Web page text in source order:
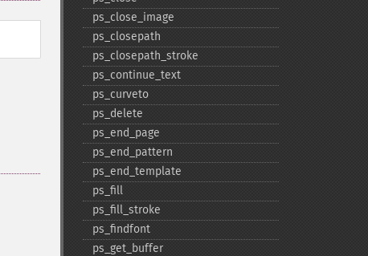
ps_​close_​image
ps_​closepath
ps_​closepath_​stroke
ps_​continue_​text
ps_​curveto
ps_​delete
ps_​end_​page
ps_​end_​pattern
ps_​end_​template
ps_​fill
ps_​fill_​stroke
ps_​findfont
ps_​get_​buffer